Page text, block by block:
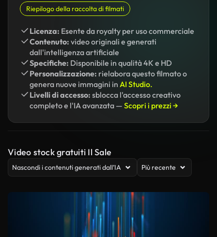
Riepilogo della raccolta di filmati
Licenza: Esente da royalty per uso commerciale
Contenuto: video originali e generati
dall'intelligenza artificiale
Specifiche: Disponibile in qualità 4K e HD
Personalizzazione: rielabora questo filmato o
genera nuove immagini in AI Studio.
Livelli di accesso: sblocca l'accesso creativo
completo e l'IA avanzata — Scopri i prezzi →
Video stock gratuiti Il Sale
Nascondi i contenuti generati dall’IA Più recente